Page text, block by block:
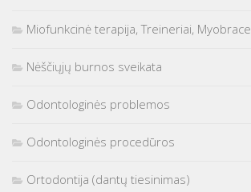
Miofunkcinė terapija, Treineriai, Myobrace
Nėščiųjų burnos sveikata
Odontologinės problemos
Odontologinės procedūros
Ortodontija (dantų tiesinimas)